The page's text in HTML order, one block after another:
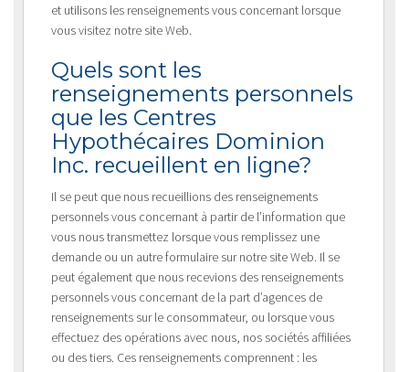
et utilisons les renseignements vous concernant lorsque
vous visitez notre site Web.
Quels sont les
renseignements personnels
que les Centres
Hypothécaires Dominion
Inc. recueillent en ligne?
Il se peut que nous recueillions des renseignements
personnels vous concernant à partir de l’information que
vous nous transmettez lorsque vous remplissez une
demande ou un autre formulaire sur notre site Web. Il se
peut également que nous recevions des renseignements
personnels vous concernant de la part d’agences de
renseignements sur le consommateur, ou lorsque vous
effectuez des opérations avec nous, nos sociétés affiliées
ou des tiers. Ces renseignements comprennent : les